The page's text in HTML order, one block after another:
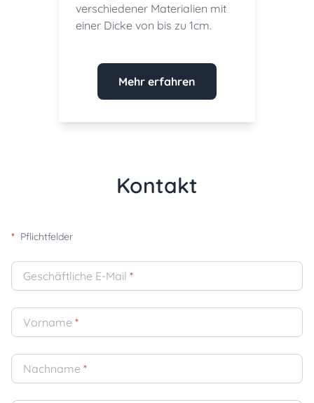
verschiedener Materialien mit
einer Dicke von bis zu 1cm.
Mehr erfahren
Kontakt
* Pflichtfelder
Geschäftliche E-Mail *
Vorname *
Nachname *